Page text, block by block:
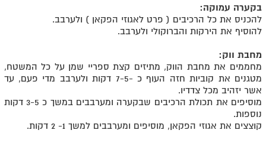
בקערה עמוקה:
להכניס את כל הרכיבים ( פרט לאגוזי הפקאן ) ולערבב.
להוסיף את הירקות והברוקולי ולערבב.
מחבת ווק:
מחממים את מחבת הווק, מתיזים קצת ספריי שמן על כל המשטח,
מטגנים את קוביות חזה העוף כ -7-5 דקות ולערבב מדי פעם, עד
אשר יזהיב מכל צדדיו.
מוסיפים את תכולת הרכיבים שבקערה ומערבבים במשך כ 3-5 דקות
נוספות.
קוצצים את אגוזי הפקאן, מוסיפים ומערבבים למשך 1- 2 דקות.